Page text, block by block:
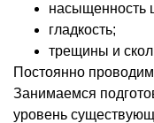
насыщенность
гладкость;
трещины и
Постоянно
Занимаемся
уровень